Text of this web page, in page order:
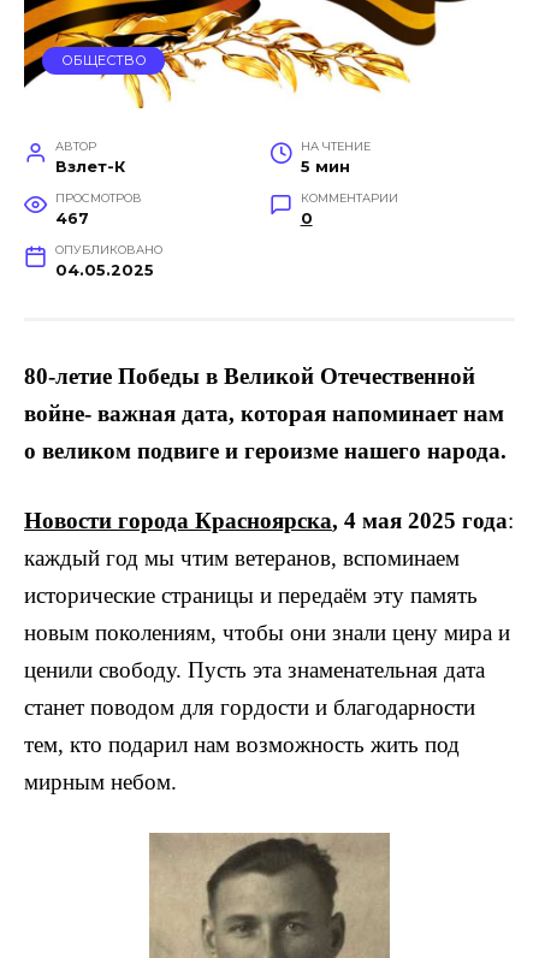
ОБЩЕСТВО
АВТОР
Взлет-К
НА ЧТЕНИЕ
5 мин
ПРОСМОТРОВ
467
КОММЕНТАРИИ
0
ОПУБЛИКОВАНО
04.05.2025
80-летие Победы в Великой Отечественной
войне- важная дата, которая напоминает нам
о великом подвиге и героизме нашего народа.
Новости города Красноярска, 4 мая 2025 года:
каждый год мы чтим ветеранов, вспоминаем
исторические страницы и передаём эту память
новым поколениям, чтобы они знали цену мира и
ценили свободу. Пусть эта знаменательная дата
станет поводом для гордости и благодарности
тем, кто подарил нам возможность жить под
мирным небом.